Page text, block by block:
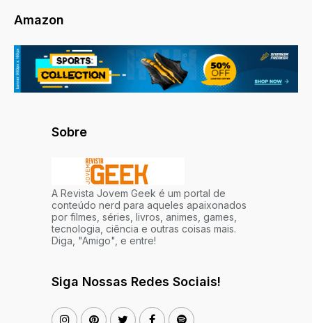
Amazon
Sobre
A Revista Jovem Geek é um portal de
conteúdo nerd para aqueles apaixonados
por filmes, séries, livros, animes, games,
tecnologia, ciência e outras coisas mais.
Diga, "Amigo", e entre!
Siga Nossas Redes Sociais!